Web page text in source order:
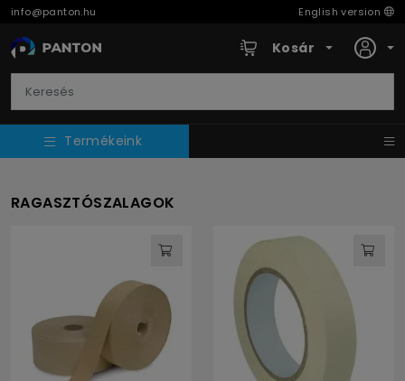
info@panton.hu English version
Kosár
Termékeink
RAGASZTÓSZALAGOK